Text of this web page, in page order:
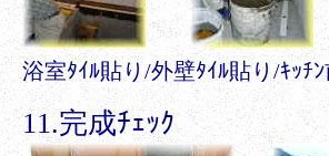
浴室ﾀｲﾙ貼り/外壁ﾀｲﾙ貼り/ｷｯﾁ
11.完成ﾁｪｯｸ